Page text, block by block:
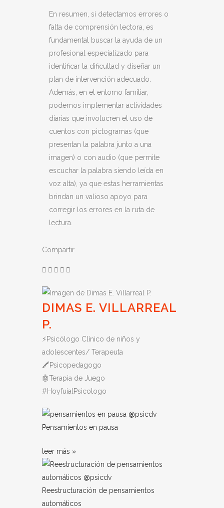
En resumen, si detectamos errores o
falta de comprensión lectora, es
fundamental buscar la ayuda de un
profesional especializado para
identificar la dificultad y diseñar un
plan de intervención adecuado.
Además, en el entorno familiar,
podemos implementar actividades
diarias que involucren el uso de
cuentos con pictogramas (que
presentan la palabra junto a una
imagen) o con audio (que permite
escuchar la palabra siendo leída en
voz alta), ya que estas herramientas
brindan un valioso apoyo para
corregir los errores en la ruta de
lectura.
Compartir
DIMAS E. VILLARREAL
P.
⚡️Psicólogo Clínico de niños y
adolescentes/ Terapeuta
🖍Psicopedagogo
🤖Terapia de Juego
#HoyfuialPsicologo
Pensamientos en pausa
leer más »
Reestructuración de pensamientos
automáticos